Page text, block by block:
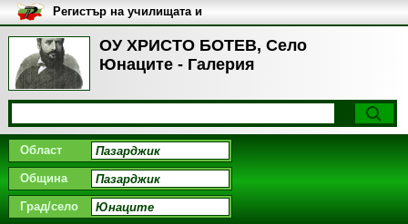
ОУ ХРИСТО БОТЕВ, Село
Юнаците - Галерия
Регистър на училищата и
университетите в България
Област
Община
Град/село